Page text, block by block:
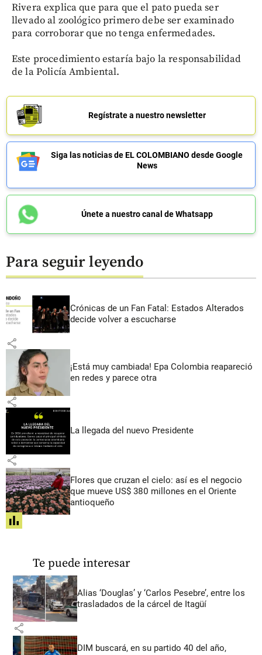
Rivera explica que para que el pato pueda ser
llevado al zoológico primero debe ser examinado
para corroborar que no tenga enfermedades.
Este procedimiento estaría bajo la responsabilidad
de la Policía Ambiental.
Regístrate a nuestro newsletter
Siga las noticias de EL COLOMBIANO desde Google
News
Únete a nuestro canal de Whatsapp
Para seguir leyendo
Crónicas de un Fan Fatal: Estados Alterados
decide volver a escucharse
share
¡Está muy cambiada! Epa Colombia reapareció
en redes y parece otra
share
La llegada del nuevo Presidente
share
Flores que cruzan el cielo: así es el negocio
que mueve US$ 380 millones en el Oriente
antioqueño
share
Te puede interesar
Alias ‘Douglas’ y ‘Carlos Pesebre’, entre los
trasladados de la cárcel de Itagüí
share
DIM buscará, en su partido 40 del año,